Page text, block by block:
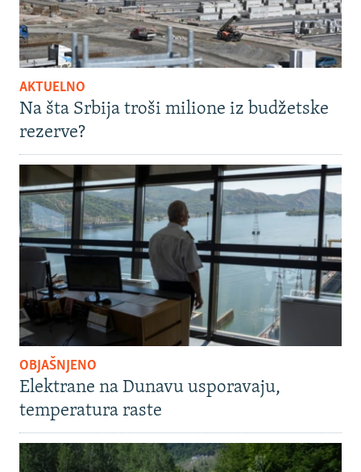
AKTUELNO
Na šta Srbija troši milione iz budžetske
rezerve?
OBJAŠNJENO
Elektrane na Dunavu usporavaju,
temperatura raste